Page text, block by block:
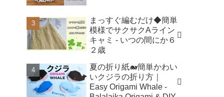
まっすぐ編むだけ◆簡単
模様でサクサクAライン
キャミ - いつの間にか６
２歳
夏の折り紙🐋簡単かわい
いクジラの折り方｜
Easy Origami Whale -